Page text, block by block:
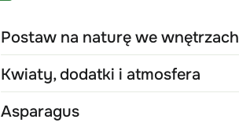
Postaw na naturę we wnętrzach
Kwiaty, dodatki i atmosfera
Asparagus